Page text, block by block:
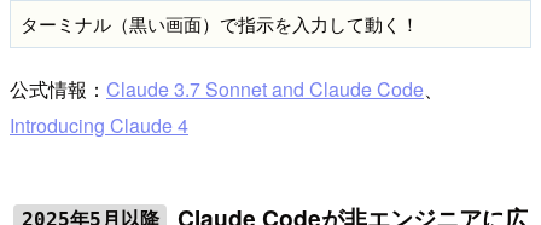
ターミナル（黒い画面）で指示を入力して動く！
公式情報： Claude 3.7 Sonnet and Claude Code、
Introducing Claude 4
2025年5月以降
Claude Codeが非エンジニアに広